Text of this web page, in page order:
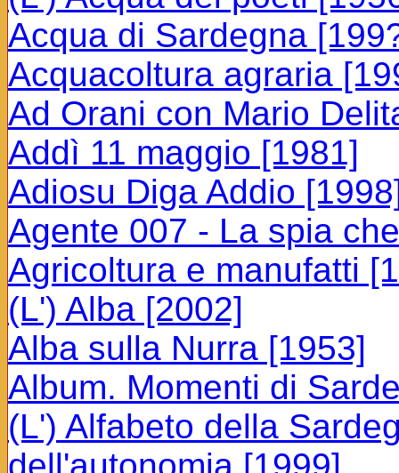
Acqua di Sardegna
Acquacoltura agraria
Ad Orani con Mario
Addì 11 maggio [1981]
Adiosu Diga Addio
Agente 007 - La spia
Agricoltura e manufatti
(L') Alba [2002]
Alba sulla Nurra [1953]
Album. Momenti di
(L') Alfabeto della